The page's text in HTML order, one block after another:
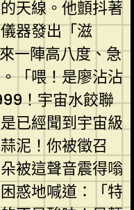
天線。他顫抖著
器發出「滋
一陣高八度、急
「喂！是廖沾沾
！宇宙水餃聯
已經聞到宇宙級
泥！你被徵召
被這聲音震得嗡
惑地喊道：「特